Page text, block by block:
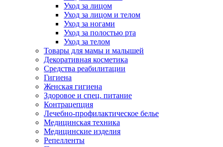
Уход за лицом
Уход за лицом и телом
Уход за ногами
Уход за полостью рта
Уход за телом
Товары для мамы и малышей
Декоративная косметика
Средства реабилитации
Гигиена
Женская гигиена
Здоровое и спец. питание
Контрацепция
Лечебно-профилактическое белье
Медицинская техника
Медицинские изделия
Репелленты